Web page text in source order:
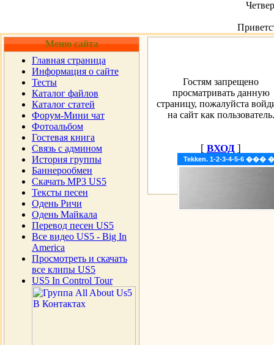
Меню сайта
Главная страница
Информация о сайте
Тесты
Каталог файлов
Каталог статей
Форум-Мини чат
Фотоальбом
Гостевая книга
Cвязь с админом
История группы
Баннерообмен
Скачать MP3 US5
Тексты песен
Одень Ричи
Одень Майкала
Перевод песен US5
Все видео US5 - Big In
America
Просмотреть и скачать
все клипы US5
US5 In Control Tour
Tekken. 1-2-3-4-5-6
Гостям запрещено
просматривать данную
страницу, пожалуйста
на сайт как пользователь.
[ ВХОД ]